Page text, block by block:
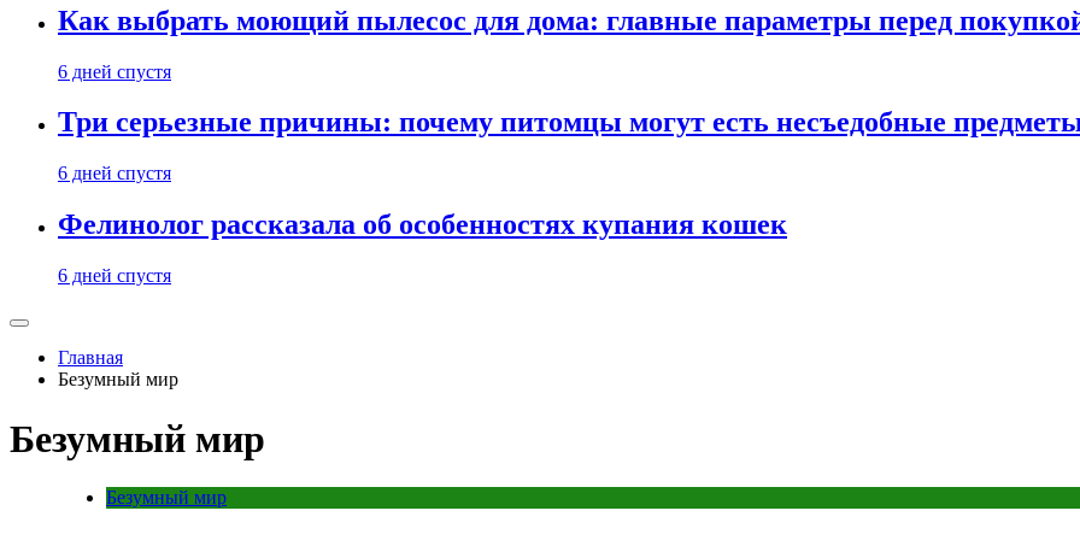
Как выбрать моющий пылесос для дома: главные параметры перед
6 дней спустя
Три серьезные причины: почему питомцы могут есть несъедобные
6 дней спустя
Фелинолог рассказала об особенностях купания кошек
6 дней спустя
Главная
Безумный мир
Безумный мир
Безумный мир